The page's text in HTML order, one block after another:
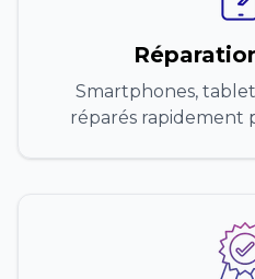
Smartphones,
réparés rapidement